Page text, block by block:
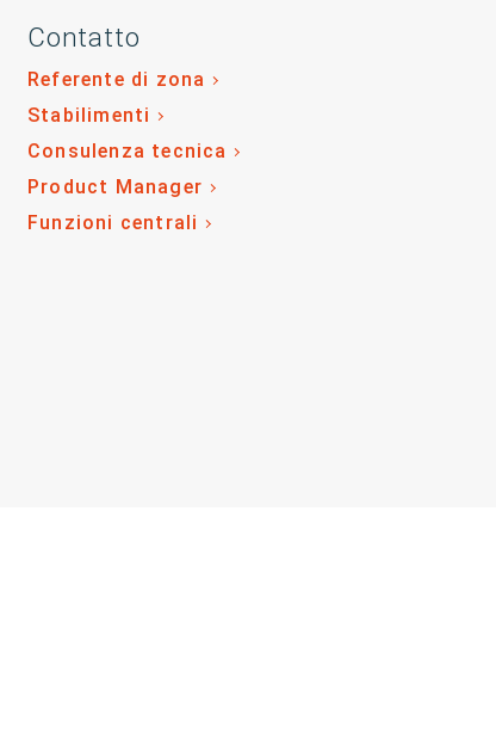
Contatto
Referente di zona
Stabilimenti
Consulenza tecnica
Product Manager
Funzioni centrali